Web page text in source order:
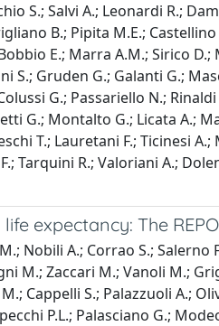
S.; Salvi A.; Leonardi R.;
B.; Pipita M.E.; Castellino
E.; Marra A.M.; Sirico D.;
S.; Gruden G.; Galanti G.;
G.; Passariello N.;
G.; Montalto G.; Licata A.;
T.; Lauretani F.; Ticinesi A.;
Tarquini R.; Valoriani A.;
expectancy: The
Nobili A.; Corrao S.; Salerno
M.; Zaccari M.; Vanoli M.;
Cappelli S.; Palazzuoli A.;
P.L.; Palasciano G.;